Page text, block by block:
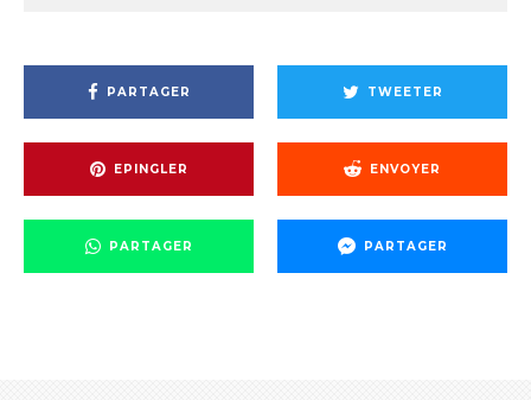
PARTAGER TWEETER
EPINGLER ENVOYER
PARTAGER PARTAGER